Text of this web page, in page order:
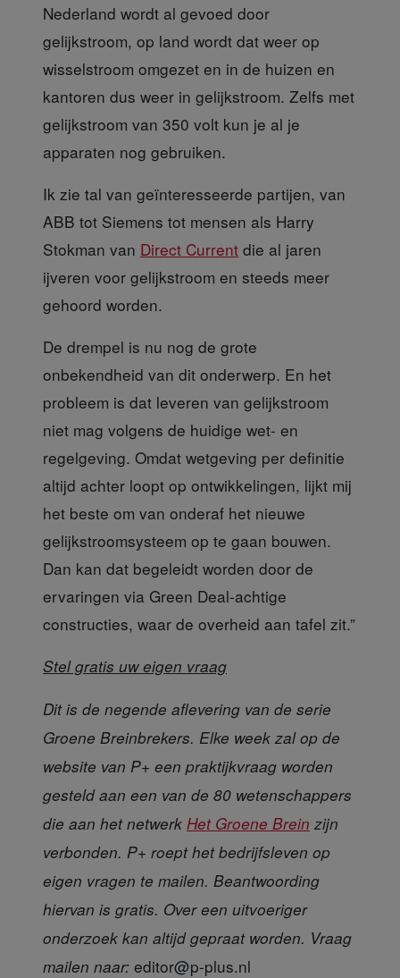
Nederland wordt al gevoed door
gelijkstroom, op land wordt dat weer op
wisselstroom omgezet en in de huizen en
kantoren dus weer in gelijkstroom. Zelfs met
gelijkstroom van 350 volt kun je al je
apparaten nog gebruiken.
Ik zie tal van geïnteresseerde partijen, van
ABB tot Siemens tot mensen als Harry
Stokman van Direct Current die al jaren
ijveren voor gelijkstroom en steeds meer
gehoord worden.
De drempel is nu nog de grote
onbekendheid van dit onderwerp. En het
probleem is dat leveren van gelijkstroom
niet mag volgens de huidige wet- en
regelgeving. Omdat wetgeving per definitie
altijd achter loopt op ontwikkelingen, lijkt mij
het beste om van onderaf het nieuwe
gelijkstroomsysteem op te gaan bouwen.
Dan kan dat begeleidt worden door de
ervaringen via Green Deal-achtige
constructies, waar de overheid aan tafel zit.”
Stel gratis uw eigen vraag
Dit is de negende aflevering van de serie
Groene Breinbrekers. Elke week zal op de
website van P+ een praktijkvraag worden
gesteld aan een van de 80 wetenschappers
die aan het netwerk Het Groene Brein zijn
verbonden. P+ roept het bedrijfsleven op
eigen vragen te mailen. Beantwoording
hiervan is gratis. Over een uitvoeriger
onderzoek kan altijd gepraat worden. Vraag
mailen naar: editor@p-plus.nl